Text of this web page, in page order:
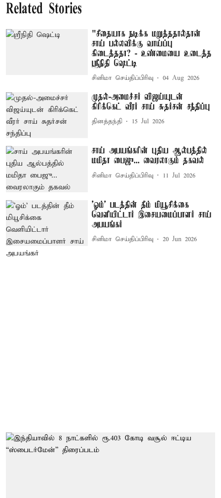
Related Stories
"சீதையாக நடிக்க மறுத்ததால்தான்
சாய் பல்லவிக்கு வாய்ப்பு
கிடைத்ததா? - உண்மையை உடைத்த
ஸ்ரீநிதி ஷெட்டி
சினிமா செய்திப்பிரிவு 04 Aug 2026
முதல்-அமைச்சர் விஜய்யுடன்
கிரிக்கெட் வீரர் சாய் சுதர்சன் சந்திப்பு
தினத்தந்தி 15 Jul 2026
சாய் அபயங்கரின் புதிய ஆல்பத்தில்
மமிதா பைஜு... வைரலாகும் தகவல்
சினிமா செய்திப்பிரிவு 11 Jul 2026
'ஓம்' படத்தின் தீம் மியூசிக்கை
வெளியிட்டார் இசையமைப்பாளர் சாய்
அபயங்கர்
சினிமா செய்திப்பிரிவு 20 Jun 2026